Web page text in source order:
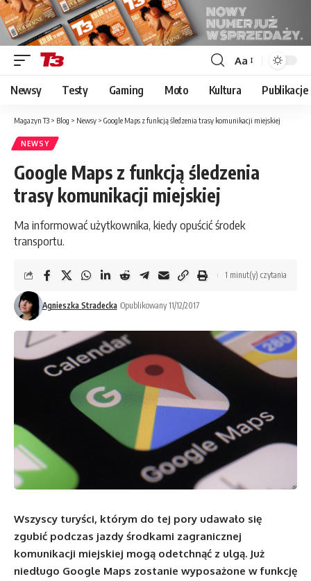
Font
Resizer
Aa
Newsy Testy Gaming Moto Kultura Publikacje
Magazyn T3 > Blog > Newsy > Google Maps z funkcją śledzenia trasy komunikacji miejskiej
NEWSY
Google Maps z funkcją śledzenia
trasy komunikacji miejskiej
Ma informować użytkownika, kiedy opuścić środek
transportu.
Agnieszka Stradecka Opublikowany 11/12/2017
1 minut(y) czytania
Wszyscy turyści, którym do tej pory udawało się
zgubić podczas jazdy środkami zagranicznej
komunikacji miejskiej mogą odetchnąć z ulgą. Już
niedługo Google Maps zostanie wyposażone w funkcję